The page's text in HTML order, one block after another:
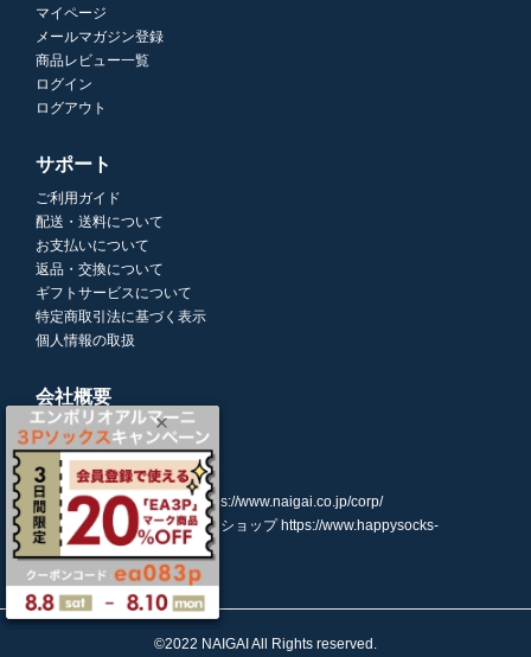
マイページ
メールマガジン登録
商品レビュー一覧
ログイン
ログアウト
サポート
ご利用ガイド
配送・送料について
お支払いについて
返品・交換について
ギフトサービスについて
特定商取引法に基づく表示
個人情報の取扱
会社概要
株式会社ナイガイ
(東証スタンダード市場上場)
107-0052
東京都港区赤坂7丁目8-5 https://www.naigai.co.jp/corp/
ハッピーソックスオンラインショップ https://www.happysocks-
japan.com/
©2022 NAIGAI All Rights reserved.